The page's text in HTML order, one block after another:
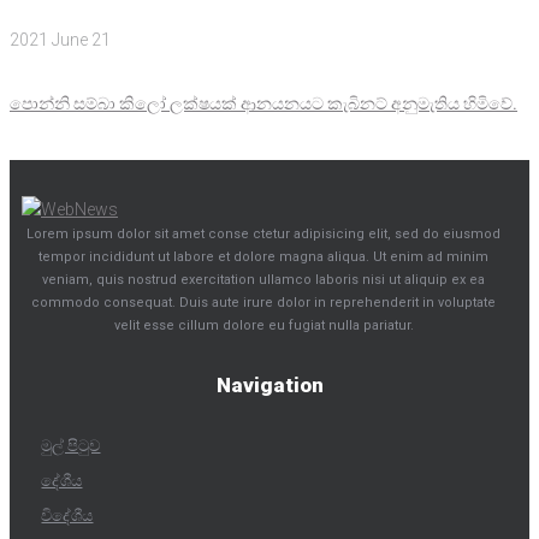
2021 June 21
පොන්නි සම්බා කිලෝ ලක්ෂයක් ආනයනයට කැබිනට් අනුමැතිය හිමිවේ.
Lorem ipsum dolor sit amet conse ctetur adipisicing elit, sed do eiusmod
tempor incididunt ut labore et dolore magna aliqua. Ut enim ad minim
veniam, quis nostrud exercitation ullamco laboris nisi ut aliquip ex ea
commodo consequat. Duis aute irure dolor in reprehenderit in voluptate
velit esse cillum dolore eu fugiat nulla pariatur.
Navigation
මුල් පිටුව
දේශීය
විදේශීය